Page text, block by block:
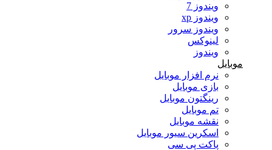
ویندوز 7
ویندوز xp
ویندوز سرور
لینوکس
ویندوز
موبایل
نرم افزار موبایل
بازی موبایل
رینگتون موبایل
تم موبایل
نقشه موبایل
اسکرین سیور موبایل
پاکت پی سی